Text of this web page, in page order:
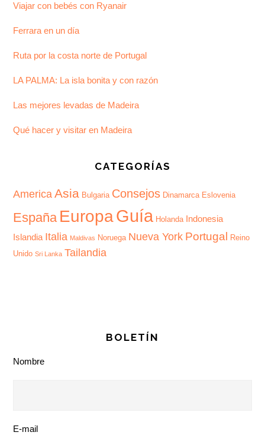
Viajar con bebés con Ryanair
Ferrara en un día
Ruta por la costa norte de Portugal
LA PALMA: La isla bonita y con razón
Las mejores levadas de Madeira
Qué hacer y visitar en Madeira
CATEGORÍAS
America Asia Bulgaria Consejos Dinamarca Eslovenia
España EuropaGuía Holanda Indonesia
Islandia Italia Maldivas Noruega Nueva York Portugal
Reino
Unido Sri Lanka Tailandia
BOLETÍN
Nombre
E-mail